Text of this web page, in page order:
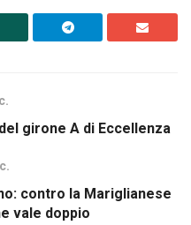
girone A di Eccellenza
contro la Mariglianese
vale doppio